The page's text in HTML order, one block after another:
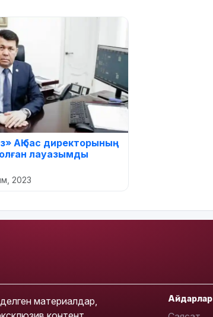
АҚ бас директорының
лауазымды
2023
материалдар,
Айдарлар